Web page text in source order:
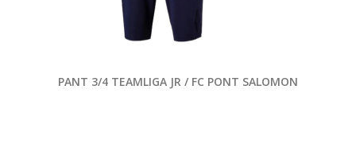
PANT 3/4 TEAMLIGA JR / FC PONT SALOMON